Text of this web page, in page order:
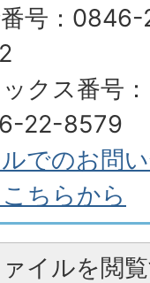
号：
クス番号：
22-8579
でのお問
ちらから
イルを閲